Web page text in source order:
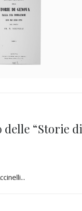
delle “Storie di